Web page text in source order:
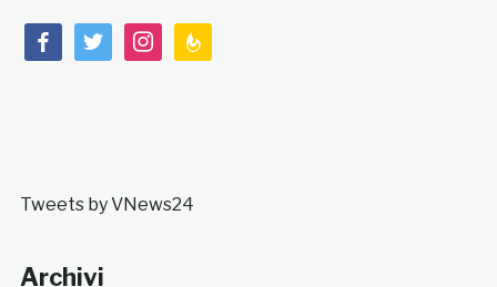
facebooktwitterinstagramfeedburner
Tweets by VNews24
Archivi